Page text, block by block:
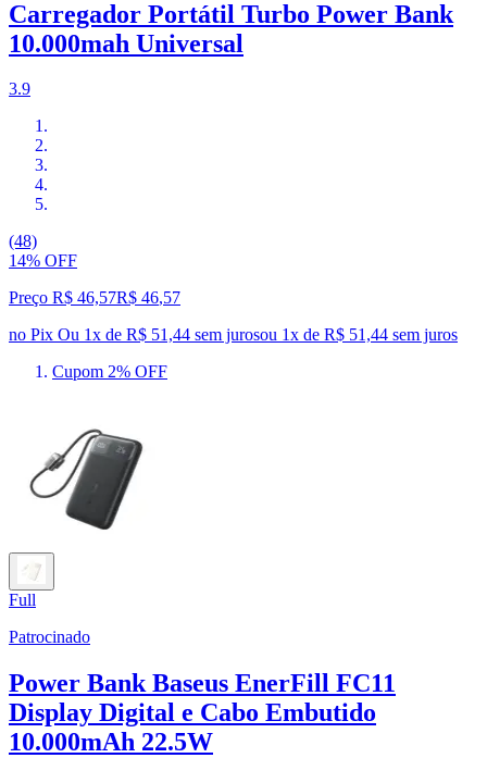
Carregador Portátil Turbo Power Bank
10.000mah Universal
3.9
(48)
14% OFF
Preço R$ 46,57R$ 46,57
no Pix Ou 1x de R$ 51,44 sem jurosou 1x de R$ 51,44 sem juros
Cupom 2% OFF
Full
Patrocinado
Power Bank Baseus EnerFill FC11
Display Digital e Cabo Embutido
10.000mAh 22.5W